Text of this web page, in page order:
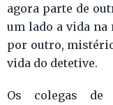
agora parte de
um lado a vida na
por outro,
vida do detetive.
Os colegas de